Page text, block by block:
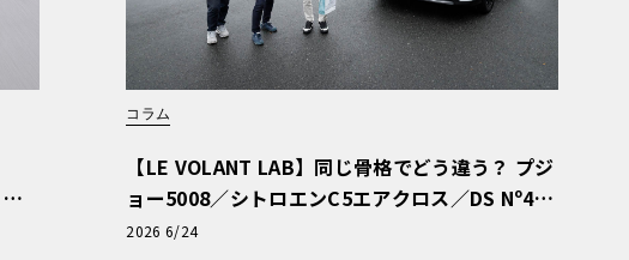
コラム
【LE VOLANT LAB】同じ骨格でどう違う？ プジ
ョー5008／シトロエンC5エアクロス／DS Nº4
読者一気乗りレポート
2026 6/24